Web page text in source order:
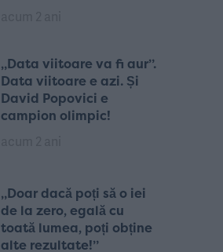
„Data viitoare va fi aur”.
Data viitoare e azi. Și
David Popovici e
campion olimpic!
„Doar dacă poți să o iei
de la zero, egală cu
toată lumea, poți obține
alte rezultate!”